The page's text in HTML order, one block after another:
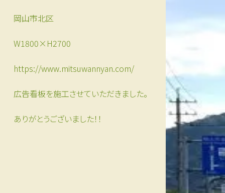
岡山市北区
W1800×H2700
https://www.mitsuwannyan.com/
広告看板を施工させていただきました。
ありがとうございました！！